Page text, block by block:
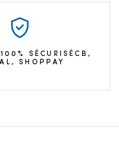
SÉCURISÉCB,
SHOPPAY